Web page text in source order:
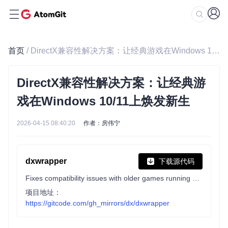
首页 / DirectX兼容性解决方案：让经典游戏在Windows 10/11上焕发新生
DirectX兼容性解决方案：让经典游
戏在Windows 10/11上焕发新生
2026-04-15 08:40:20 作者：房伟宁
dxwrapper 下载源代码
项目地址：
https://gitcode.com/gh_mirrors/dx/dxwrapper